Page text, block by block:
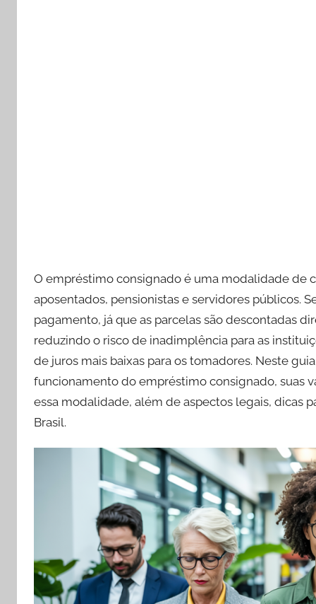
O empréstimo consignado é uma modalidade de
aposentados, pensionistas e servidores públicos.
pagamento, já que as parcelas são descontadas
reduzindo o risco de inadimplência para as
de juros mais baixas para os tomadores. Neste
funcionamento do empréstimo consignado, suas
essa modalidade, além de aspectos legais, dicas
Brasil.